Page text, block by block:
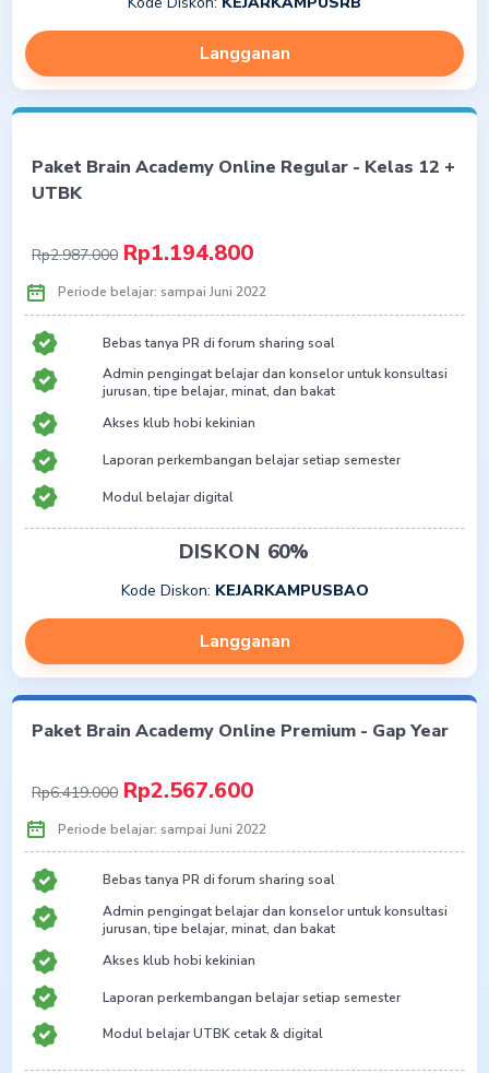
Adapto
Free akses 8 tryout premium
Langganan
Paket Brain Academy Online Regular - Kelas 12 +
UTBK
Rp2.987.000 Rp1.194.800
Periode belajar: sampai Juni 2022
Bebas tanya PR di forum sharing soal
Admin pengingat belajar dan konselor untuk konsultasi
jurusan, tipe belajar, minat, dan bakat
Akses klub hobi kekinian
Laporan perkembangan belajar setiap semester
Modul belajar digital
6 sesi live teaching interaktif per minggu
10 tryout Basic + 6 tryout Premium untuk hadapi UTBK &
Ujian Mandiri serta 4 tryout untuk persiapan PTS & PAS
setiap tahun
DISKON 60%
Kode Diskon: KEJARKAMPUSBAO
Langganan
Paket Brain Academy Online Premium - Gap Year
Rp6.419.000 Rp2.567.600
Periode belajar: sampai Juni 2022
Bebas tanya PR di forum sharing soal
Admin pengingat belajar dan konselor untuk konsultasi
jurusan, tipe belajar, minat, dan bakat
Akses klub hobi kekinian
Laporan perkembangan belajar setiap semester
Modul belajar UTBK cetak & digital